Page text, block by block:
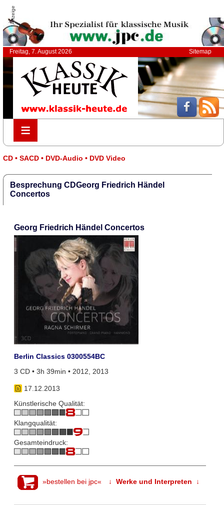
Anzeige
Freitag, 7. August 2026 Sitemap
≡
≡
CD • SACD • DVD-Audio • DVD Video
Besprechung CDGeorg Friedrich Händel
Concertos
Georg Friedrich Händel Concertos
Berlin Classics 0300554BC
3 CD • 3h 39min • 2012, 2013
17.12.2013
Künstlerische Qualität:
Klangqualität:
Gesamteindruck:
»bestellen bei jpc« ↓ Werke und Interpreten ↓